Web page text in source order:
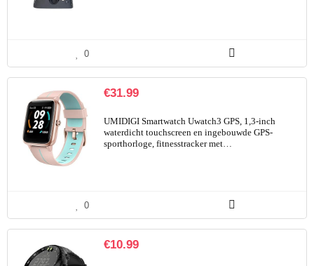
0
€31.99
UMIDIGI Smartwatch Uwatch3 GPS, 1,3-inch
waterdicht touchscreen en ingebouwde GPS-
sporthorloge, fitnesstracker met…
0
€10.99